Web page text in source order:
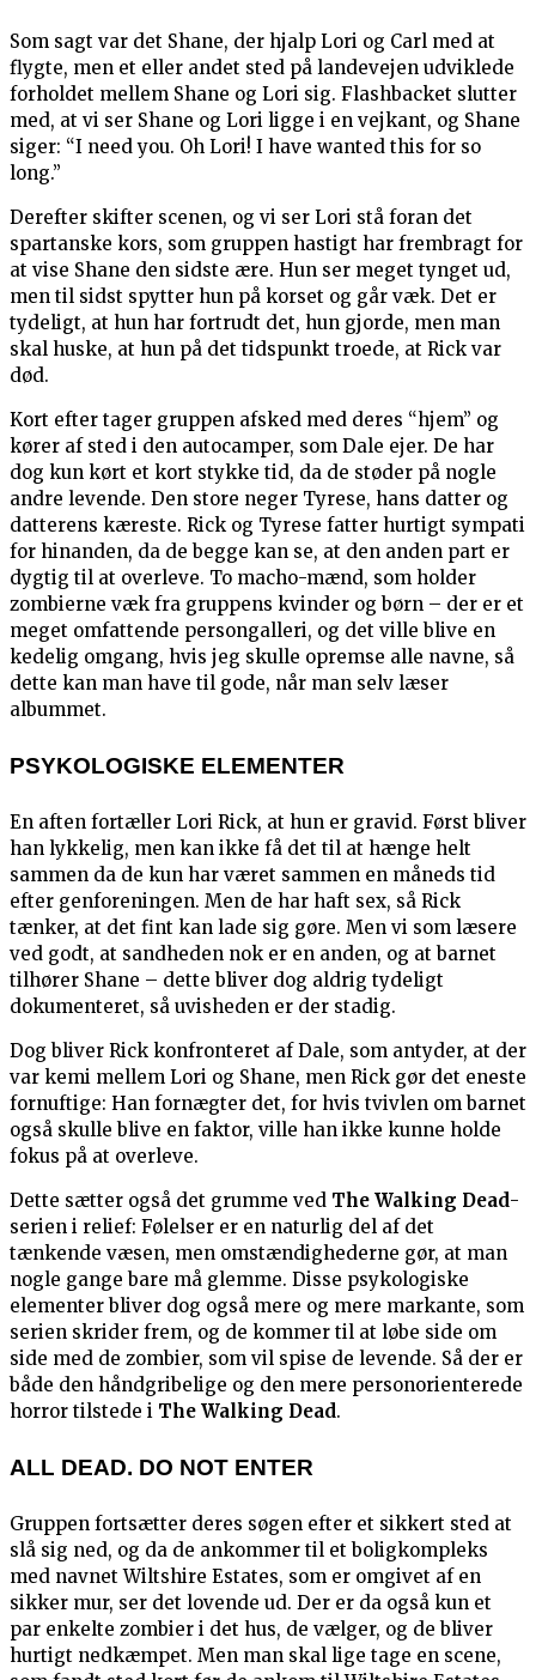
Som sagt var det Shane, der hjalp Lori og Carl med at
flygte, men et eller andet sted på landevejen udviklede
forholdet mellem Shane og Lori sig. Flashbacket slutter
med, at vi ser Shane og Lori ligge i en vejkant, og Shane
siger: “I need you. Oh Lori! I have wanted this for so
long.”
Derefter skifter scenen, og vi ser Lori stå foran det
spartanske kors, som gruppen hastigt har frembragt for
at vise Shane den sidste ære. Hun ser meget tynget ud,
men til sidst spytter hun på korset og går væk. Det er
tydeligt, at hun har fortrudt det, hun gjorde, men man
skal huske, at hun på det tidspunkt troede, at Rick var
død.
Kort efter tager gruppen afsked med deres “hjem” og
kører af sted i den autocamper, som Dale ejer. De har
dog kun kørt et kort stykke tid, da de støder på nogle
andre levende. Den store neger Tyrese, hans datter og
datterens kæreste. Rick og Tyrese fatter hurtigt sympati
for hinanden, da de begge kan se, at den anden part er
dygtig til at overleve. To macho-mænd, som holder
zombierne væk fra gruppens kvinder og børn – der er et
meget omfattende persongalleri, og det ville blive en
kedelig omgang, hvis jeg skulle opremse alle navne, så
dette kan man have til gode, når man selv læser
albummet.
PSYKOLOGISKE ELEMENTER
En aften fortæller Lori Rick, at hun er gravid. Først bliver
han lykkelig, men kan ikke få det til at hænge helt
sammen da de kun har været sammen en måneds tid
efter genforeningen. Men de har haft sex, så Rick
tænker, at det fint kan lade sig gøre. Men vi som læsere
ved godt, at sandheden nok er en anden, og at barnet
tilhører Shane – dette bliver dog aldrig tydeligt
dokumenteret, så uvisheden er der stadig.
Dog bliver Rick konfronteret af Dale, som antyder, at der
var kemi mellem Lori og Shane, men Rick gør det eneste
fornuftige: Han fornægter det, for hvis tvivlen om barnet
også skulle blive en faktor, ville han ikke kunne holde
fokus på at overleve.
Dette sætter også det grumme ved The Walking Dead-
serien i relief: Følelser er en naturlig del af det
tænkende væsen, men omstændighederne gør, at man
nogle gange bare må glemme. Disse psykologiske
elementer bliver dog også mere og mere markante, som
serien skrider frem, og de kommer til at løbe side om
side med de zombier, som vil spise de levende. Så der er
både den håndgribelige og den mere personorienterede
horror tilstede i The Walking Dead.
ALL DEAD. DO NOT ENTER
Gruppen fortsætter deres søgen efter et sikkert sted at
slå sig ned, og da de ankommer til et boligkompleks
med navnet Wiltshire Estates, som er omgivet af en
sikker mur, ser det lovende ud. Der er da også kun et
par enkelte zombier i det hus, de vælger, og de bliver
hurtigt nedkæmpet. Men man skal lige tage en scene,